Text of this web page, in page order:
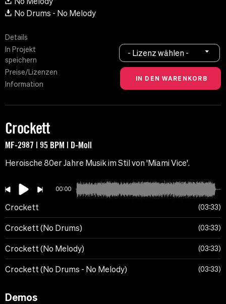
No Drums - No Melody
Details
In Projekt
speichern
Preise/Lizenzen
Information
- Lizenz wählen -
Crockett
MF-2987 | 95 BPM | D-Moll
Heroische 80er Jahre Musik im Stil von 'Miami Vice'.
00:00
Crockett 03:33
Crockett (No Drums) 03:33
Crockett (No Melody) 03:33
Crockett (No Drums - No Melody) 03:33
Demos